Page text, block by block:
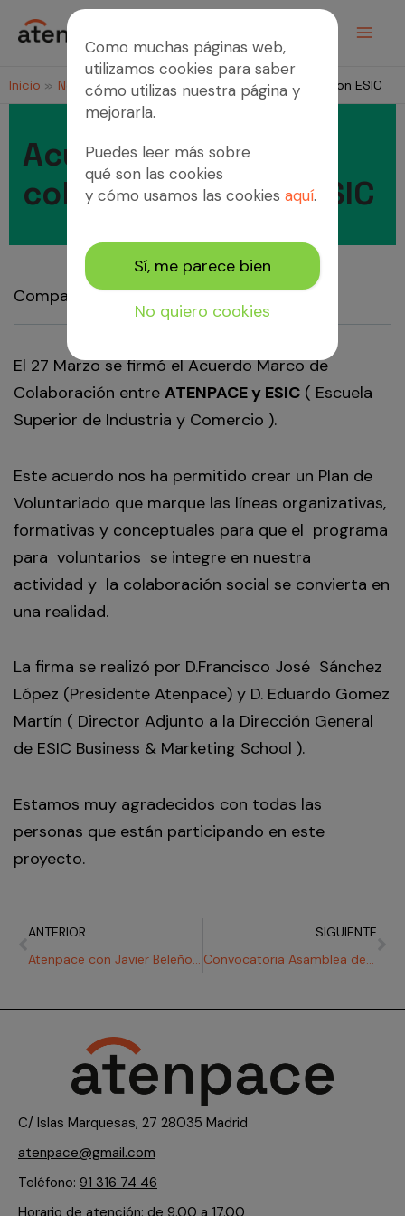
contenido
Inicio Noticias Acuerdo Marco de colaboración con ESIC
Acuerdo Marco de
colaboración con ESIC
13 de mayo de 2014
Compartir:
El 27 Marzo se firmó el Acuerdo Marco de
Colaboración entre ATENPACE y ESIC ( Escuela
Superior de Industria y Comercio ).
Este acuerdo nos ha permitido crear un Plan de
Voluntariado que marque las líneas organizativas,
formativas y conceptuales para que el programa
para voluntarios se integre en nuestra
actividad y la colaboración social se convierta en
una realidad.
La firma se realizó por D.Francisco José Sánchez
López (Presidente Atenpace) y D. Eduardo Gomez
Martín ( Director Adjunto a la Dirección General
de ESIC Business & Marketing School ).
Estamos muy agradecidos con todas las
personas que están participando en este
proyecto.
Ant
ANTERIOR
Atenpace con Javier Beleño en la Rock ´n´ Roll Madrid Marathon
SIGUIENTE
Convocatoria Asamblea de Socios
C/ Islas Marquesas, 27 28035 Madrid
atenpace@gmail.com
Teléfono: 91 316 74 46
Como muchas páginas web,
utilizamos cookies para saber
cómo utilizas nuestra página y
mejorarla.
Puedes leer más sobre
qué son las cookies
y cómo usamos las cookies aquí.
Sí, me parece bien
No quiero cookies